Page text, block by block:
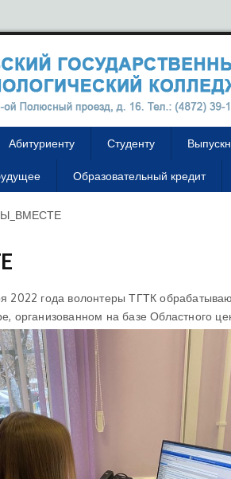
Абитуриенту Студенту
Образовательный кредит
2022 года волонтеры ТГТК
организованном на базе Областного